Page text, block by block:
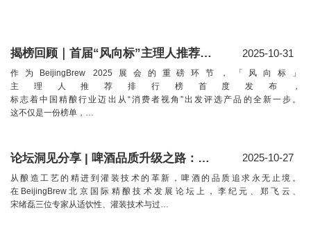
2025-10-31
揭榜回顾｜首届“风向标”主理人推荐排行榜
作为BeijingBrew 2025展会的重磅环节，「风向标」
主理人推荐排行榜首度发布，
标志着中国精酿行业迈出从“消费者视角”出发评选产品的全新一步。
这不仅是一份榜单，…
2025-10-27
论坛洞见分享 | 啤酒品质升级之路：适饮性、灌装与过桶的秘密
从酿造工艺的精进到灌装技术的革新，啤酒的品质追求永无止境。
在BeijingBrew北京国际精酿技术发展论坛上，李纪元、郑飞云、
宋绪磊三位专家从适饮性、灌装技术与过…